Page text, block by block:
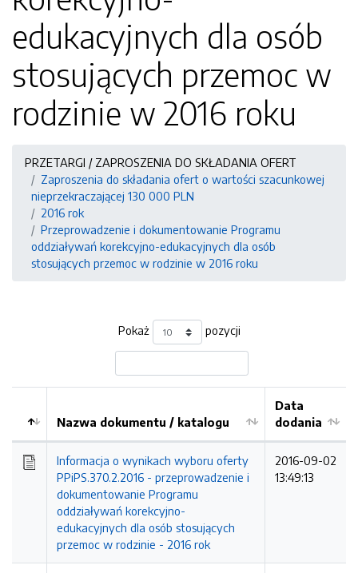
edukacyjnych dla osób
stosujących przemoc w
rodzinie w 2016 roku
PRZETARGI / ZAPROSZENIA DO SKŁADANIA OFERT
Zaproszenia do składania ofert o wartości szacunkowej
nieprzekraczającej 130 000 PLN
2016 rok
Przeprowadzenie i dokumentowanie Programu
oddziaływań korekcyjno-edukacyjnych dla osób
stosujących przemoc w rodzinie w 2016 roku
Pokaż pozycji
Kolejność
Nazwa dokumentu / katalogu
Data
dodania
Informacja o wynikach wyboru oferty
PPiPS.370.2.2016 - przeprowadzenie i
dokumentowanie Programu
oddziaływań korekcyjno-
edukacyjnych dla osób stosujących
przemoc w rodzinie - 2016 rok
2016-09-02
13:49:13